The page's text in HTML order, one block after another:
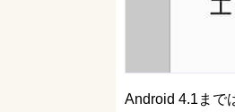
Android 4.1まで